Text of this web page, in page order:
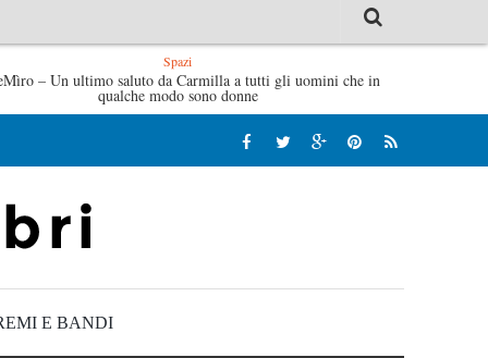
Tutte le mattine di Sybil – Virginia Evans
Spazi
– Un ultimo saluto da Carmilla a tutti gli uomini che in
qualche modo sono donne
E BANDI